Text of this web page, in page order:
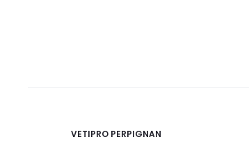
VETIPRO PERPIGNAN